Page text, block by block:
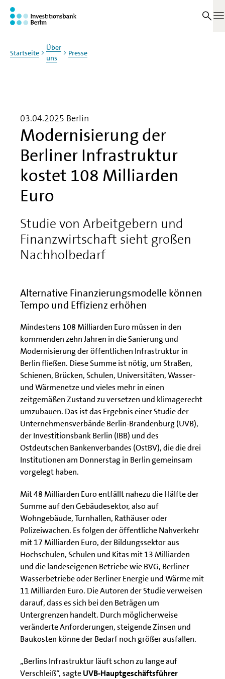
Zum Haupinhalt springen
Startseite
Über
uns
Presse
Modernisierung der
Berliner Infrastruktur
kostet 108 Milliarden
Euro
03.04.2025 Berlin
Studie von Arbeitgebern und
Finanzwirtschaft sieht großen
Nachholbedarf
Alternative Finanzierungsmodelle können
Tempo und Effizienz erhöhen
Mindestens 108 Milliarden Euro müssen in den
kommenden zehn Jahren in die Sanierung und
Modernisierung der öffentlichen Infrastruktur in
Berlin fließen. Diese Summe ist nötig, um Straßen,
Schienen, Brücken, Schulen, Universitäten, Wasser-
und Wärmenetze und vieles mehr in einen
zeitgemäßen Zustand zu versetzen und klimagerecht
umzubauen. Das ist das Ergebnis einer Studie der
Unternehmensverbände Berlin-Brandenburg (UVB),
der Investitionsbank Berlin (IBB) und des
Ostdeutschen Bankenverbandes (OstBV), die die drei
Institutionen am Donnerstag in Berlin gemeinsam
vorgelegt haben.
Mit 48 Milliarden Euro entfällt nahezu die Hälfte der
Summe auf den Gebäudesektor, also auf
Wohngebäude, Turnhallen, Rathäuser oder
Polizeiwachen. Es folgen der öffentliche Nahverkehr
mit 17 Milliarden Euro, der Bildungssektor aus
Hochschulen, Schulen und Kitas mit 13 Milliarden
und die landeseigenen Betriebe wie BVG, Berliner
Wasserbetriebe oder Berliner Energie und Wärme mit
11 Milliarden Euro. Die Autoren der Studie verweisen
darauf, dass es sich bei den Beträgen um
Untergrenzen handelt. Durch möglicherweise
veränderte Anforderungen, steigende Zinsen und
Baukosten könne der Bedarf noch größer ausfallen.
„Berlins Infrastruktur läuft schon zu lange auf
Verschleiß“, sagteUVB-Hauptgeschäftsführer